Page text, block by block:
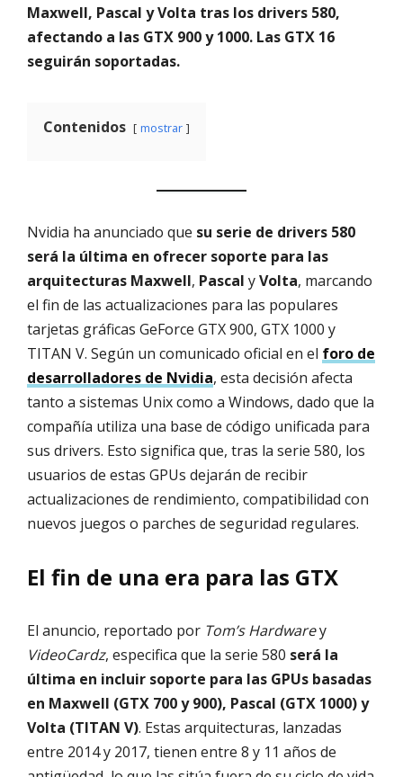
Maxwell, Pascal y Volta tras los drivers 580,
afectando a las GTX 900 y 1000. Las GTX 16
seguirán soportadas.
Contenidos mostrar
Nvidia ha anunciado que su serie de drivers 580
será la última en ofrecer soporte para las
arquitecturas Maxwell, Pascal yVolta, marcando
el fin de las actualizaciones para las populares
tarjetas gráficas GeForce GTX 900, GTX 1000 y
TITAN V. Según un comunicado oficial en el foro de
desarrolladores de Nvidia, esta decisión afecta
tanto a sistemas Unix como a Windows, dado que la
compañía utiliza una base de código unificada para
sus drivers. Esto significa que, tras la serie 580, los
usuarios de estas GPUs dejarán de recibir
actualizaciones de rendimiento, compatibilidad con
nuevos juegos o parches de seguridad regulares.
El fin de una era para las GTX
El anuncio, reportado por Tom’s Hardwarey
VideoCardz, especifica que la serie 580 será la
última en incluir soporte para las GPUs basadas
en Maxwell (GTX 700 y 900), Pascal (GTX 1000) y
Volta (TITAN V). Estas arquitecturas, lanzadas
entre 2014 y 2017, tienen entre 8 y 11 años de